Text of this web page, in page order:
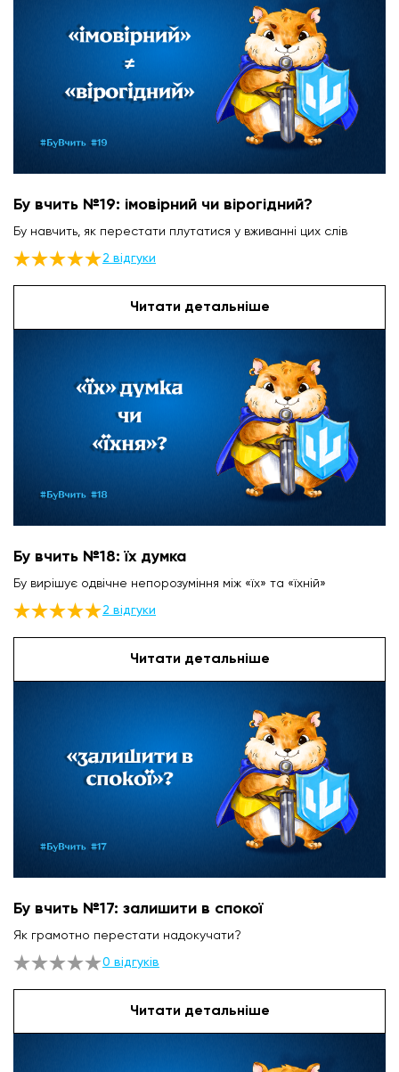
Бу вчить №19: імовірний чи вірогідний?
Бу навчить, як перестати плутатися у вживанні цих слів
2 відгуки
Читати детальніше
Бу вчить №18: їх думка
Бу вирішує одвічне непорозуміння між «їх» та «їхній»
2 відгуки
Читати детальніше
Бу вчить №17: залишити в спокої
Як грамотно перестати надокучати?
0 відгуків
Читати детальніше